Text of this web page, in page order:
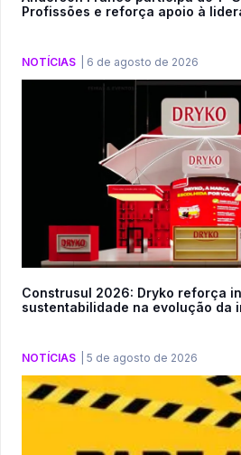
Profissões e reforça apoio à
NOTÍCIAS 6 de agosto de 2026
Construsul 2026: Dryko reforça
sustentabilidade na evolução da
NOTÍCIAS 5 de agosto de 2026